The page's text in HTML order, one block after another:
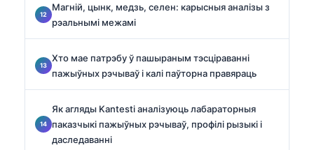
Магній, цынк, медзь, селен: карысныя аналізы з
рэальнымі межамі
Хто мае патрэбу ў пашыраным тэсціраванні
пажыўных рэчываў і калі паўторна правяраць
Як агляды Kantesti аналізуюць лабараторныя
паказчыкі пажыўных рэчываў, профілі рызыкі і
даследаванні